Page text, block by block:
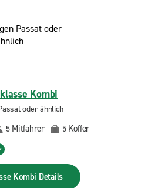
Kombi
oder ähnlich
5 Mitfahrer 5 Koffer
Kombi Details